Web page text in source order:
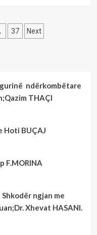
37 Next
ndërkombëtare
THAÇI
Hoti BUÇAJ
F.MORINA
ngjan me
Xhevat HASANI.